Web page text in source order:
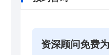
资深顾问免费